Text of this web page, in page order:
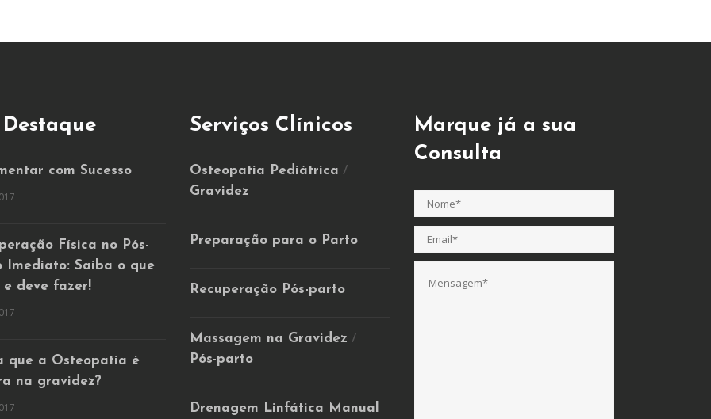
Destaque
com Sucesso
Física no Pós-
Imediato: Saiba o que
e deve fazer!
que a Osteopatia é
na gravidez?
Serviços Clínicos
Osteopatia Pediátrica /
Gravidez
Preparação para o Parto
Recuperação Pós-parto
Massagem na Gravidez /
Pós-parto
Drenagem Linfática Manual
Marque já a sua
Consulta